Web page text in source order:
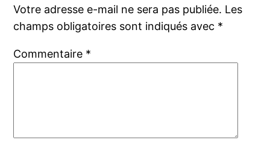
Votre adresse e-mail ne sera pas publiée. Les
champs obligatoires sont indiqués avec *
Commentaire *